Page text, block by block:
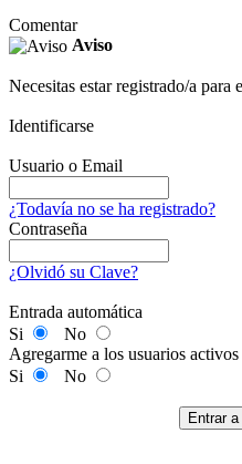
Comentar
Aviso
Necesitas estar registrado/a para
Identificarse
Usuario o Email
¿Todavía no se ha registrado?
Contraseña
¿Olvidó su Clave?
Entrada automática
Si
No
Agregarme a los usuarios activos
Si
No
Entrar